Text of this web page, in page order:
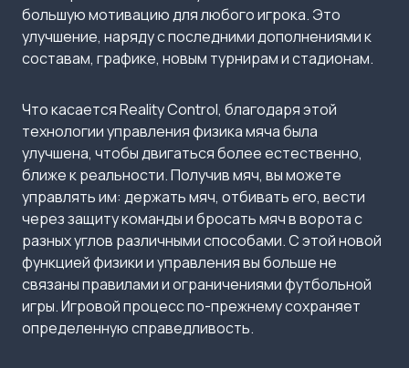
большую мотивацию для любого игрока. Это
улучшение, наряду с последними дополнениями к
составам, графике, новым турнирам и стадионам.
Что касается Reality Control, благодаря этой
технологии управления физика мяча была
улучшена, чтобы двигаться более естественно,
ближе к реальности. Получив мяч, вы можете
управлять им: держать мяч, отбивать его, вести
через защиту команды и бросать мяч в ворота с
разных углов различными способами. С этой новой
функцией физики и управления вы больше не
связаны правилами и ограничениями футбольной
игры. Игровой процесс по-прежнему сохраняет
определенную справедливость.